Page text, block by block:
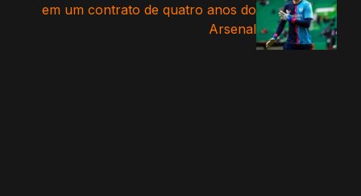
em um contrato de quatro anos do
Arsenal